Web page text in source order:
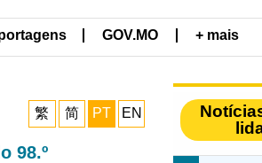
GOV.MO + mais
繁 简 PT EN
98.º